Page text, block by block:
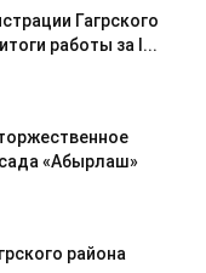
Гагрского
работы за I...
«Абырлаш»
района